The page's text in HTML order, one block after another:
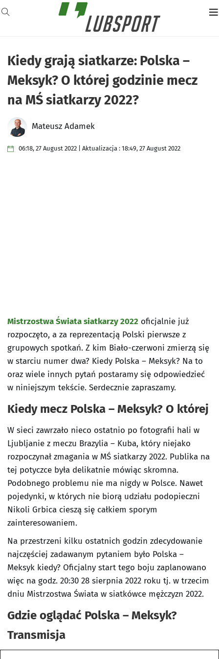
Kiedy grają siatkarze: Polska –
Meksyk? O której godzinie mecz
na MŚ siatkarzy 2022?
Mateusz Adamek
06:18, 27 August 2022 | Aktualizacja : 18:49, 27 August 2022
Mistrzostwa Świata siatkarzy 2022 oficjalnie już
rozpoczęto, a za reprezentacją Polski pierwsze z
grupowych spotkań. Z kim Biało-czerwoni zmierzą się
w starciu numer dwa? Kiedy Polska – Meksyk? Na to
oraz wiele innych pytań postaramy się odpowiedzieć
w niniejszym tekście. Serdecznie zapraszamy.
Kiedy mecz Polska – Meksyk? O której
W sieci zawrzało nieco ostatnio po fotografii hali w
Ljubljanie z meczu Brazylia – Kuba, który niejako
rozpoczynał zmagania w MŚ siatkarzy 2022. Publika na
tej potyczce była delikatnie mówiąc skromna.
Podobnego problemu nie ma nigdy w Polsce. Nawet
pojedynki, w których nie biorą udziału podopieczni
Nikoli Grbica cieszą się całkiem sporym
zainteresowaniem.
Na przestrzeni kilku ostatnich godzin zdecydowanie
najczęściej zadawanym pytaniem było Polska –
Meksyk kiedy? Oficjalny start tego boju zaplanowano
więc na godz. 20:30 28 sierpnia 2022 roku tj. w trzecim
dniu Mistrzostwa Świata w siatkówce mężczyzn 2022.
Gdzie oglądać Polska – Meksyk?
Transmisja